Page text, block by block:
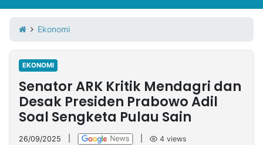
Iklan
Berita
Kami
Nasional
International
Olahraga
Entertainment
Daerah
Pariwisata
Kuliner
Kolom
Network
Ekonomi
EKONOMI
Senator ARK Kritik Mendagri dan
Desak Presiden Prabowo Adil
Soal Sengketa Pulau Sain
26/09/2025 4 views